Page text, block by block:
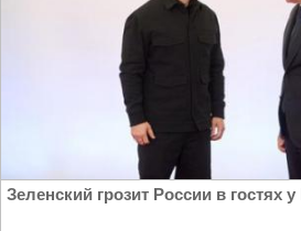
Зеленский грозит России в гостях